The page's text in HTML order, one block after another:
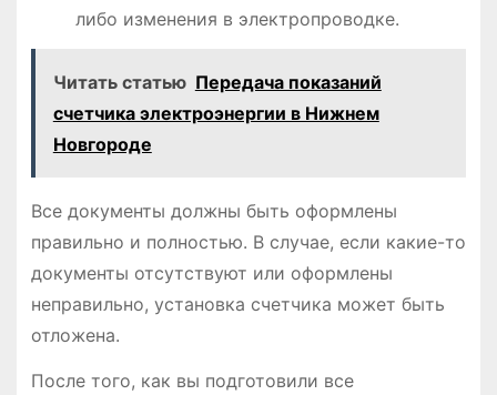
либо изменения в электропроводке.
Читать статью Передача показаний
счетчика электроэнергии в Нижнем
Новгороде
Все документы должны быть оформлены
правильно и полностью. В случае, если какие-то
документы отсутствуют или оформлены
неправильно, установка счетчика может быть
отложена.
После того, как вы подготовили все